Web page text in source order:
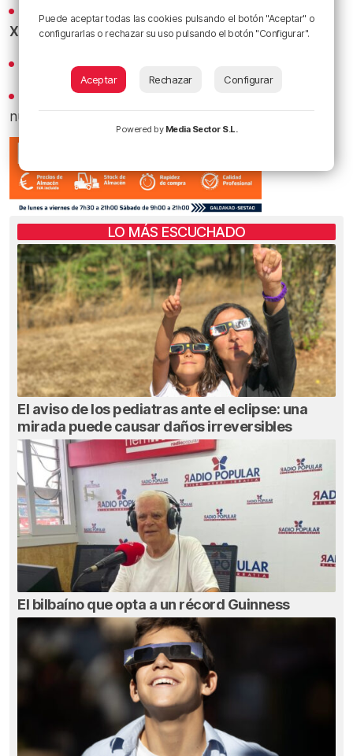
Los titulares y los bacalaos del Athletic al minuto en
X
Revive los mejores bacalaos en
Recibe las actualizaciones de nuestra programación y
nuestras noticias en nuestro
canal de Telegram
LO MÁS ESCUCHADO
El aviso de los pediatras ante el eclipse: una
mirada puede causar daños irreversibles
El bilbaíno que opta a un récord Guinness
Puede aceptar todas las cookies pulsando el botón "Aceptar" o
configurarlas o rechazar su uso pulsando el botón "Configurar".
Aceptar Rechazar Configurar
Powered by Media Sector S.L.